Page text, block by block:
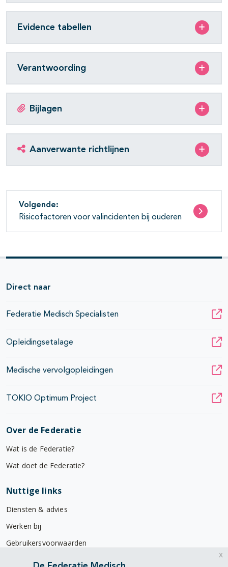
Evidence tabellen
Verantwoording
Bijlagen
Aanverwante richtlijnen
Volgende:
Risicofactoren voor valincidenten bij ouderen
Direct naar
Federatie Medisch Specialisten
Opleidingsetalage
Medische vervolgopleidingen
TOKIO Optimum Project
Over de Federatie
Wat is de Federatie?
Wat doet de Federatie?
Nuttige links
Diensten & advies
Werken bij
Gebruikersvoorwaarden
Privacyverklaring
x